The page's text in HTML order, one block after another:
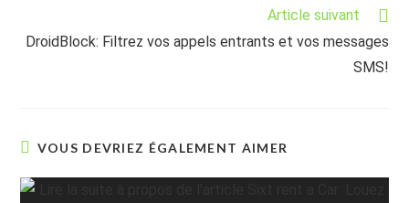
Article suivant
DroidBlock: Filtrez vos appels entrants et vos messages
SMS!
VOUS DEVRIEZ ÉGALEMENT AIMER